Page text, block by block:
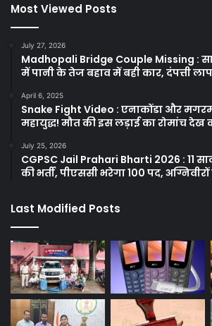
Most Viewed Posts
July 27, 2026
Madhopali Bridge Couple Missing :
में पानी के तेज बहाव में बही कार, दंपत्ती
April 6, 2025
Snake Fight Video : एनाकोंडा और
महायुद्ध! मौत की इस लड़ाई का रोमांच देख
July 25, 2026
CGPSC Jail Prahari Bharti 2026 : 11
की भर्ती, पीएससी भरेगा 100 पद,
Last Modified Posts